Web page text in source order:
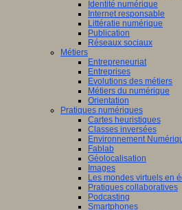
Identité numérique
Internet responsable
Littératie numérique
Publication
Réseaux sociaux
Métiers
Entrepreneuriat
Entreprises
Evolutions des métiers
Métiers du numérique
Orientation
Pratiques numériques
Cartes heuristiques
Classes inversées
Environnement
Fablab
Géolocalisation
Images
Les mondes virtuels en
Pratiques collaboratives
Podcasting
Smartphones